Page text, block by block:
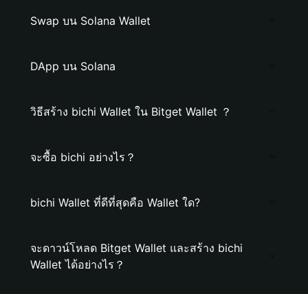
Swap บน Solana Wallet
DApp บน Solana
วิธีสร้าง bichi Wallet ใน Bitget Wallet ？
จะซื้อ bichi อย่างไร？
bichi Wallet ที่ดีที่สุดคือ Wallet ใด?
จะดาวน์โหลด Bitget Wallet และสร้าง bichi
Wallet ได้อย่างไร？